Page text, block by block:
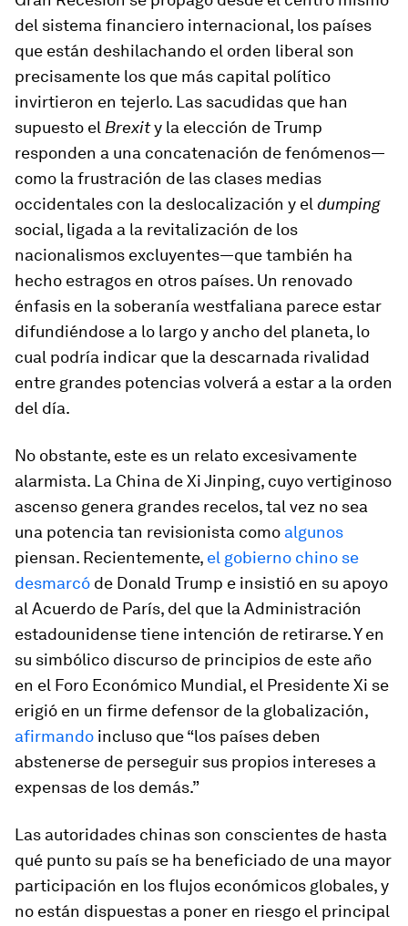
del sistema financiero internacional, los países
que están deshilachando el orden liberal son
precisamente los que más capital político
invirtieron en tejerlo. Las sacudidas que han
supuesto el Brexity la elección de Trump
responden a una concatenación de fenómenos—
como la frustración de las clases medias
occidentales con la deslocalización y el dumping
social, ligada a la revitalización de los
nacionalismos excluyentes—que también ha
hecho estragos en otros países. Un renovado
énfasis en la soberanía westfaliana parece estar
difundiéndose a lo largo y ancho del planeta, lo
cual podría indicar que la descarnada rivalidad
entre grandes potencias volverá a estar a la orden
del día.
No obstante, este es un relato excesivamente
alarmista. La China de Xi Jinping, cuyo vertiginoso
ascenso genera grandes recelos, tal vez no sea
una potencia tan revisionista como algunos
piensan. Recientemente, el gobierno chino se
desmarcó de Donald Trump e insistió en su apoyo
al Acuerdo de París, del que la Administración
estadounidense tiene intención de retirarse. Y en
su simbólico discurso de principios de este año
en el Foro Económico Mundial, el Presidente Xi se
erigió en un firme defensor de la globalización,
afirmando incluso que “los países deben
abstenerse de perseguir sus propios intereses a
expensas de los demás.”
Las autoridades chinas son conscientes de hasta
qué punto su país se ha beneficiado de una mayor
participación en los flujos económicos globales, y
no están dispuestas a poner en riesgo el principal